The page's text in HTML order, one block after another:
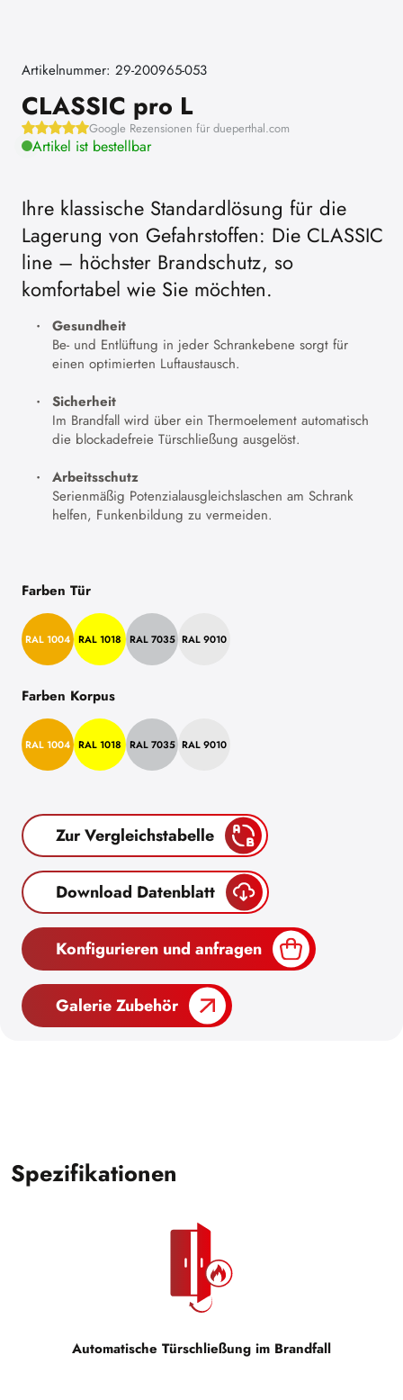
Artikelnummer: 29-200965-053
CLASSIC pro L
Google Rezensionen für dueperthal.com
Artikel ist bestellbar
Ihre klassische Standardlösung für die
Lagerung von Gefahrstoffen: Die CLASSIC
line – höchster Brandschutz, so
komfortabel wie Sie möchten.
Gesundheit
Be- und Entlüftung in jeder Schrankebene sorgt für
einen optimierten Luftaustausch.
Sicherheit
Im Brandfall wird über ein Thermoelement automatisch
die blockadefreie Türschließung ausgelöst.
Arbeitsschutz
Serienmäßig Potenzialausgleichslaschen am Schrank
helfen, Funkenbildung zu vermeiden.
Farben Tür
RAL 1004 RAL 1018 RAL 7035 RAL 9010
Farben Korpus
RAL 1004 RAL 1018 RAL 7035 RAL 9010
Zur Vergleichstabelle
Download Datenblatt
Konfigurieren und anfragen
Galerie Zubehör
Spezifikationen
Automatische Türschließung im Brandfall